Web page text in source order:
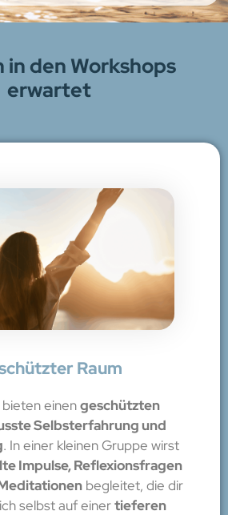
in den Workshops
erwartet
Raum
einengeschützten
Selbsterfahrung und
. In einer kleinen Gruppe wirst
Impulse, Reflexionsfragen
begleitet, die dir
selbst auf einertieferen